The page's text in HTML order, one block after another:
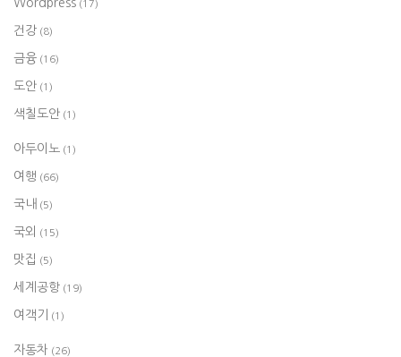
(17)
건강 (8)
금융 (16)
도안 (1)
색칠도안 (1)
아두이노 (1)
여행 (66)
국내 (5)
국외 (15)
맛집 (5)
세계공항 (19)
여객기 (1)
자동차 (26)